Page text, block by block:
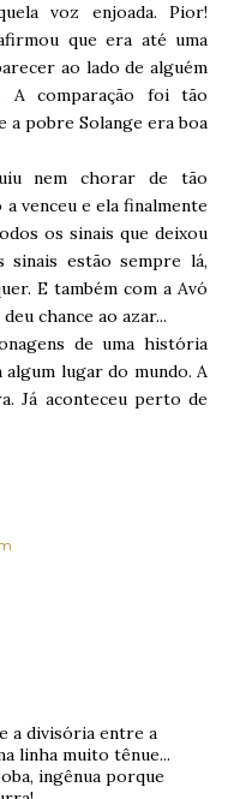
voz enjoada. Pior!
que era até uma
ao lado de alguém
A comparação foi tão
a pobre Solange era boa
nem chorar de tão
venceu e ela finalmente
os sinais que deixou
estão sempre lá,
E também com a Avó
chance ao azar...
de uma história
lugar do mundo. A
Já aconteceu perto de
a divisória entre a
linha muito tênue...
ingênua porque